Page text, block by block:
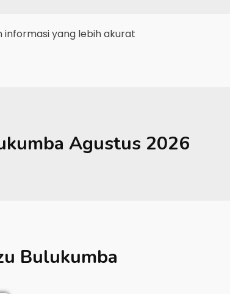
yang lebih akurat
Agustus 2026
Bulukumba